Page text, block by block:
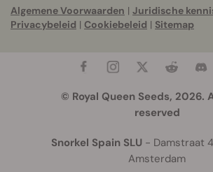
Algemene Voorwaarden | Juridische
Privacybeleid | Cookiebeleid | Sitemap
© Royal Queen Seeds, 2026.
reserved
Snorkel Spain SLU - Damstraat
Amsterdam